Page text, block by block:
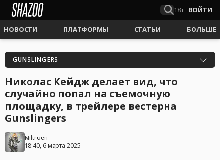
18+ ВОЙТИ
НОВОСТИ ПЛАТФОРМЫ СТАТЬИ БОЛЬШЕ
GUNSLINGERS
Николас Кейдж делает вид, что
случайно попал на съемочную
площадку, в трейлере вестерна
Gunslingers
Miltroen
18:40, 6 марта 2025